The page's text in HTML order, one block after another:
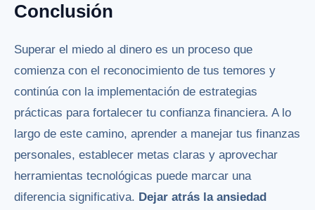
Conclusión
Superar el miedo al dinero es un proceso que
comienza con el reconocimiento de tus temores y
continúa con la implementación de estrategias
prácticas para fortalecer tu confianza financiera. A lo
largo de este camino, aprender a manejar tus finanzas
personales, establecer metas claras y aprovechar
herramientas tecnológicas puede marcar una
diferencia significativa. Dejar atrás la ansiedad